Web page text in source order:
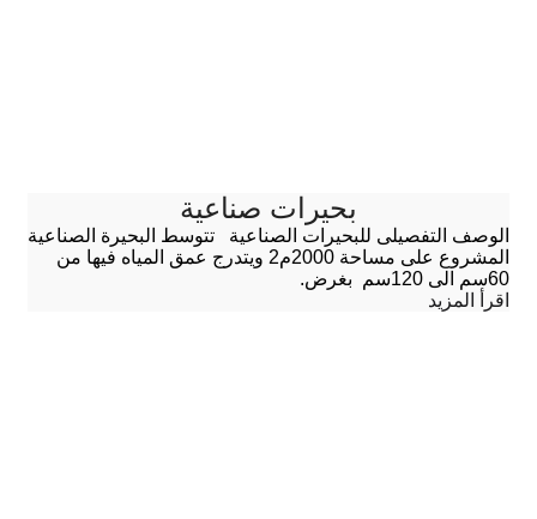
بحيرات صناعية
الوصف التفصيلى للبحيرات الصناعية تتوسط البحيرة الصناعية
المشروع على مساحة 2000م2 ويتدرج عمق المياه فيها من
60سم الى 120سم بغرض.
اقرأ المزيد